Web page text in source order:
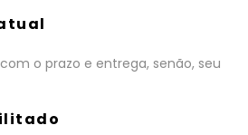
o prazo e entrega, senão, seu